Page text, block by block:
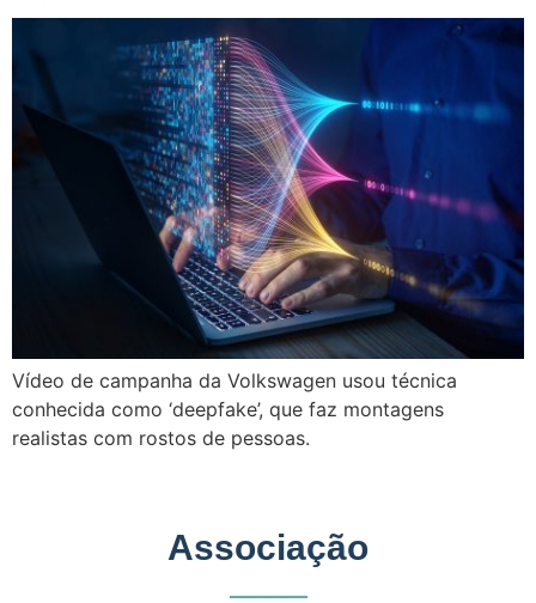
Vídeo de campanha da Volkswagen usou técnica
conhecida como ‘deepfake’, que faz montagens
realistas com rostos de pessoas.
Associação